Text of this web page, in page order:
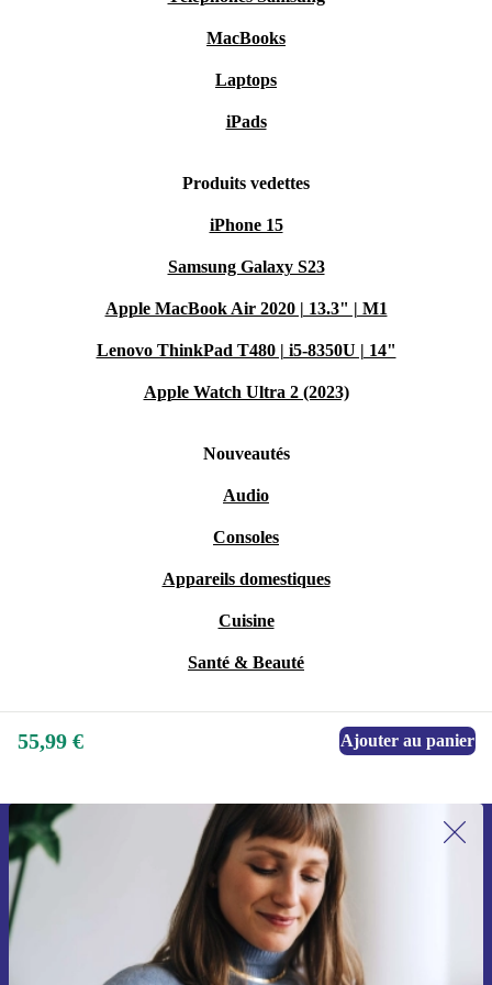
MacBooks
Laptops
iPads
Produits vedettes
iPhone 15
Samsung Galaxy S23
Apple MacBook Air 2020 | 13.3" | M1
Lenovo ThinkPad T480 | i5-8350U | 14"
Apple Watch Ultra 2 (2023)
Nouveautés
Audio
Consoles
Appareils domestiques
Cuisine
Santé & Beauté
55,99 € Ajouter au panier
Recevoir offres et infos de refurbed
par mail
Ne manquez plus aucune offre.